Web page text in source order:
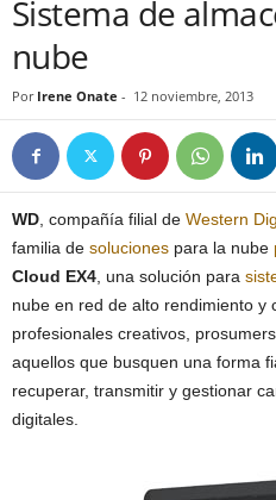
Sistema de
nube
Por Irene Onate - 12 noviembre, 2013
WD , compañía filial de Western
familia de soluciones para la nube
Cloud EX4 , una solución para
nube en red de alto rendimiento y
profesionales creativos,
aquellos que busquen una forma
recuperar, transmitir y gestionar
digitales.